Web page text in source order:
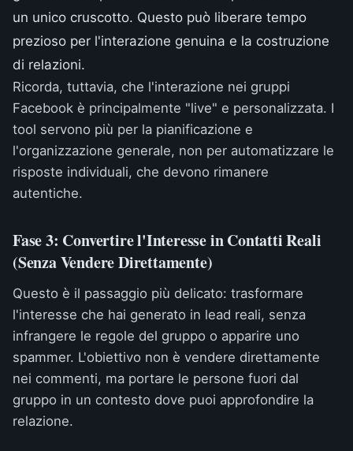
un unico cruscotto. Questo può liberare tempo
prezioso per l'interazione genuina e la costruzione
di relazioni.
Ricorda, tuttavia, che l'interazione nei gruppi
Facebook è principalmente "live" e personalizzata. I
tool servono più per la pianificazione e
l'organizzazione generale, non per automatizzare le
risposte individuali, che devono rimanere
autentiche.
Fase 3: Convertire l'Interesse in Contatti Reali
(Senza Vendere Direttamente)
Questo è il passaggio più delicato: trasformare
l'interesse che hai generato in lead reali, senza
infrangere le regole del gruppo o apparire uno
spammer. L'obiettivo non è vendere direttamente
nei commenti, ma portare le persone fuori dal
gruppo in un contesto dove puoi approfondire la
relazione.